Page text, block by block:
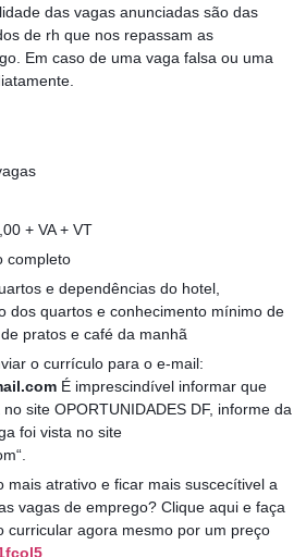
das vagas anunciadas são das
de rh que nos repassam as
Em caso de uma vaga falsa ou uma
+ VA + VT
completo
e dependências do hotel,
dos quartos e conhecimento mínimo de
pratos e café da manhã
o currículo para o e-mail:
É imprescindível informar que
site OPORTUNIDADES DF, informe da
foi vista no site
mais atrativo e ficar mais suscecítivel a
vagas de emprego? Clique aqui e faça
curricular agora mesmo por um preço